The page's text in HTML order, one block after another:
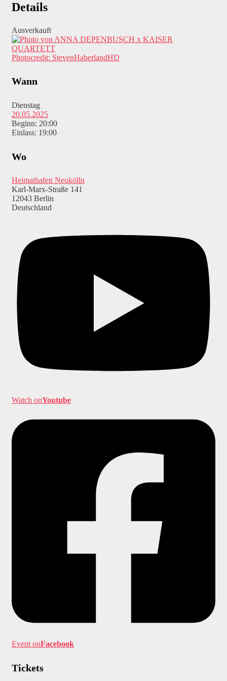
Details
Ausverkauft
Photocredit: StevenHaberlandHD
Wann
Dienstag
20.05.2025
Beginn: 20:00
Einlass: 19:00
Wo
Heimathafen Neukölln
Karl-Marx-Straße 141
12043 Berlin
Deutschland
Watch onYoutube
Event onFacebook
Tickets